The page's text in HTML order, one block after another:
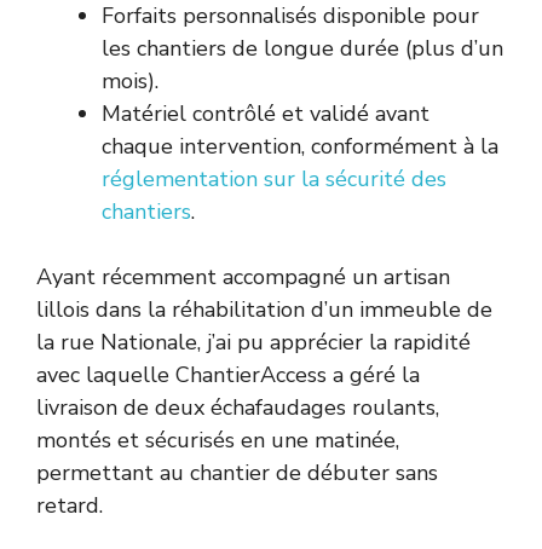
Forfaits personnalisés disponible pour
les chantiers de longue durée (plus d’un
mois).
Matériel contrôlé et validé avant
chaque intervention, conformément à la
réglementation sur la sécurité des
chantiers.
Ayant récemment accompagné un artisan
lillois dans la réhabilitation d’un immeuble de
la rue Nationale, j’ai pu apprécier la rapidité
avec laquelle ChantierAccess a géré la
livraison de deux échafaudages roulants,
montés et sécurisés en une matinée,
permettant au chantier de débuter sans
retard.